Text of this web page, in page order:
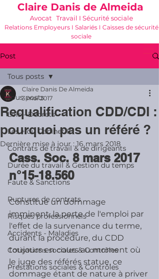
Claire Danis de Almeida
Avocat Travail I Sécurité sociale
Relations Employeurs I Salariés I Caisses de sécurité
sociale
Post
Tous posts
Lois - Décrets
Les + du Cabinet K
Contrats de travail & de dirigeants
Durée du travail & Gestion du temps
Faute & Sanctions
Ruptures de contrats
Risques professionnels
Accidents - Maladies
Cotisations sociales & Contrôles
Prestations sociales & Contrôles
Tous posts
Requalification CDD/CDI :
pourquoi pas un référé ?
Claire Danis De Almeida
3 mai 2017
Dernière mise à jour :16 mars 2018
Cass. Soc. 8 mars 2017
n°15-18.560
Constitue un dommage
imminent, la perte de l'emploi par
l'effet de la survenance du terme,
durant la procédure, du CDD
toujours en cours au moment où
le juge des référés statue, ce
dommage étant de nature à priver